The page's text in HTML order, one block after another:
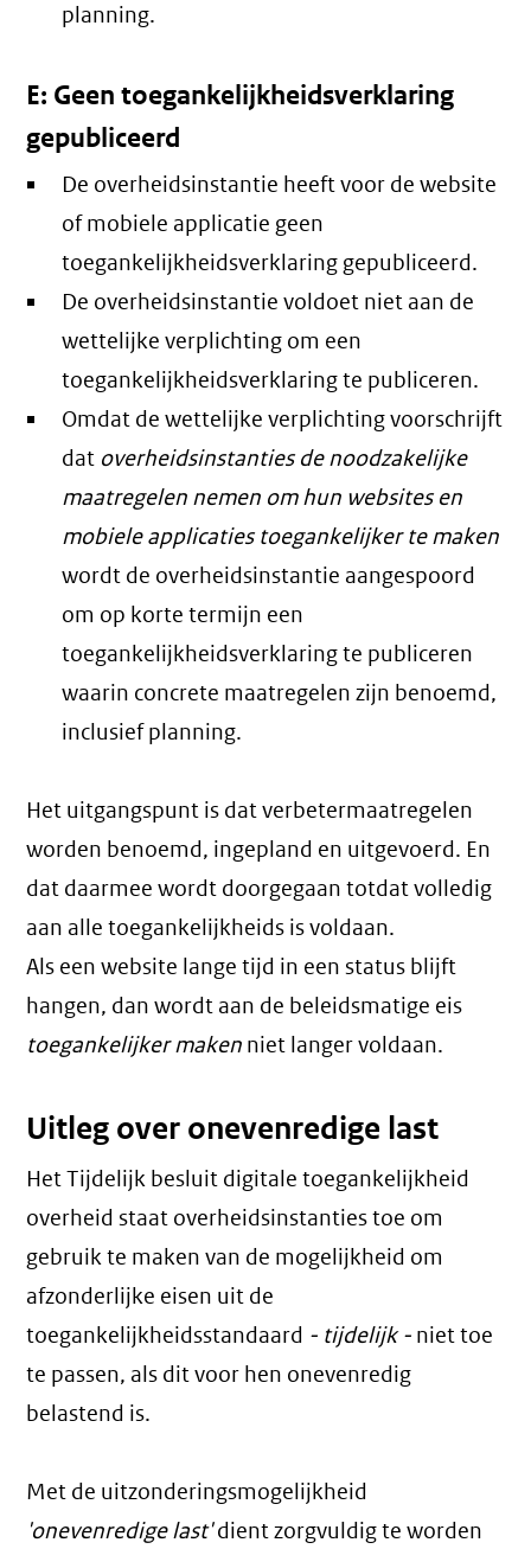
planning.
E: Geen toegankelijkheidsverklaring
gepubliceerd
De overheidsinstantie heeft voor de website
of mobiele applicatie geen
toegankelijkheidsverklaring gepubliceerd.
De overheidsinstantie voldoet niet aan de
wettelijke verplichting om een
toegankelijkheidsverklaring te publiceren.
Omdat de wettelijke verplichting voorschrijft
dat overheidsinstanties de noodzakelijke
maatregelen nemen om hun websites en
mobiele applicaties toegankelijker te maken
wordt de overheidsinstantie aangespoord
om op korte termijn een
toegankelijkheidsverklaring te publiceren
waarin concrete maatregelen zijn benoemd,
inclusief planning.
Het uitgangspunt is dat verbetermaatregelen
worden benoemd, ingepland en uitgevoerd. En
dat daarmee wordt doorgegaan totdat volledig
aan alle toegankelijkheids is voldaan.
Als een website lange tijd in een status blijft
hangen, dan wordt aan de beleidsmatige eis
toegankelijker maken niet langer voldaan.
Uitleg over onevenredige last
Het Tijdelijk besluit digitale toegankelijkheid
overheid staat overheidsinstanties toe om
gebruik te maken van de mogelijkheid om
afzonderlijke eisen uit de
toegankelijkheidsstandaard - tijdelijk - niet toe
te passen, als dit voor hen onevenredig
belastend is.
Met de uitzonderingsmogelijkheid
'onevenredige last'dient zorgvuldig te worden